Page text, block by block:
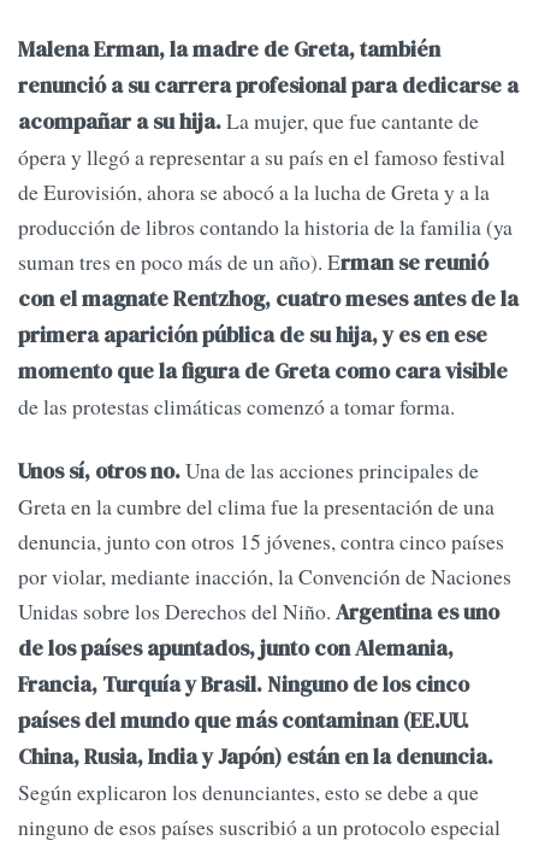
Malena Erman, la madre de Greta, también
renunció a su carrera profesional para dedicarse a
acompañar a su hija.La mujer, que fue cantante de
ópera y llegó a representar a su país en el famoso festival
de Eurovisión, ahora se abocó a la lucha de Greta y a la
producción de libros contando la historia de la familia (ya
suman tres en poco más de un año). Erman se reunió
con el magnate Rentzhog, cuatro meses antes de la
primera aparición pública de su hija, y es en ese
momento que la figura de Greta como cara visible
de las protestas climáticas comenzó a tomar forma.
Unos sí, otros no.Una de las acciones principales de
Greta en la cumbre del clima fue la presentación de una
denuncia, junto con otros 15 jóvenes, contra cinco países
por violar, mediante inacción, la Convención de Naciones
Unidas sobre los Derechos del Niño. Argentina es uno
de los países apuntados, junto con Alemania,
Francia, Turquía y Brasil. Ninguno de los cinco
países del mundo que más contaminan (EE.UU.
China, Rusia, India y Japón) están en la denuncia.
Según explicaron los denunciantes, esto se debe a que
ninguno de esos países suscribió a un protocolo especial